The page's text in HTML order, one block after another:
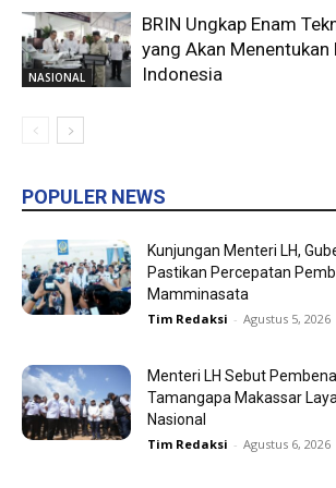
NASIONAL
BRIN Ungkap Enam
yang Akan Menentukan
Indonesia
POPULER NEWS
Kunjungan Menteri LH,
Pastikan Percepatan
Mamminasata
Tim Redaksi - Agustus 5, 2026
Menteri LH Sebut
Tamangapa Makassar
Nasional
Tim Redaksi - Agustus 6, 2026